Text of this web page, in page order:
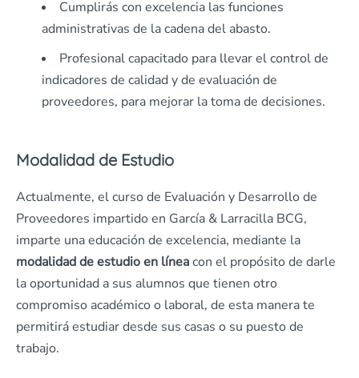
Cumplirás con excelencia las funciones
administrativas de la cadena del abasto.
Profesional capacitado para llevar el control de
indicadores de calidad y de evaluación de
proveedores, para mejorar la toma de decisiones.
Modalidad de Estudio
Actualmente, el curso de Evaluación y Desarrollo de
Proveedores impartido en García & Larracilla BCG,
imparte una educación de excelencia, mediante la
modalidad de estudio en líneacon el propósito de darle
la oportunidad a sus alumnos que tienen otro
compromiso académico o laboral, de esta manera te
permitirá estudiar desde sus casas o su puesto de
trabajo.